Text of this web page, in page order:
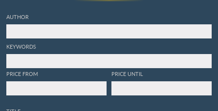
AUTHOR
KEYWORDS
PRICE FROM PRICE UNTIL